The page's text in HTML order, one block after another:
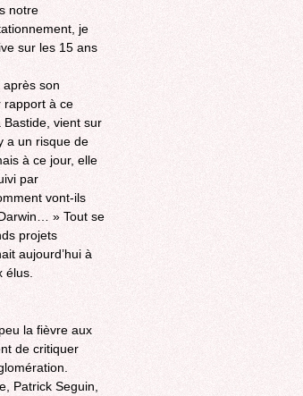
notre
je
sur les 15 ans
son
rapport à ce
Bastide, vient sur
a un risque de
à ce jour, elle
par
vont-ils
» Tout se
projets
aujourd’hui à
élus.
la fièvre aux
de critiquer
Patrick Seguin,